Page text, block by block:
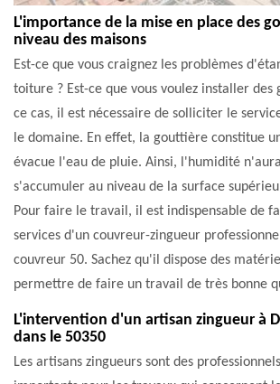
L'importance de la mise en place des
niveau des maisons
Est-ce que vous craignez les problèmes
toiture ? Est-ce que vous voulez installer des
ce cas, il est nécessaire de solliciter le
le domaine. En effet, la gouttière constitue
évacue l'eau de pluie. Ainsi, l'humidité
s'accumuler au niveau de la surface
Pour faire le travail, il est indispensable de
services d'un couvreur-zingueur
couvreur 50. Sachez qu'il dispose des
permettre de faire un travail de très bonne
L'intervention d'un artisan zingueur à
dans le 50350
Les artisans zingueurs sont des